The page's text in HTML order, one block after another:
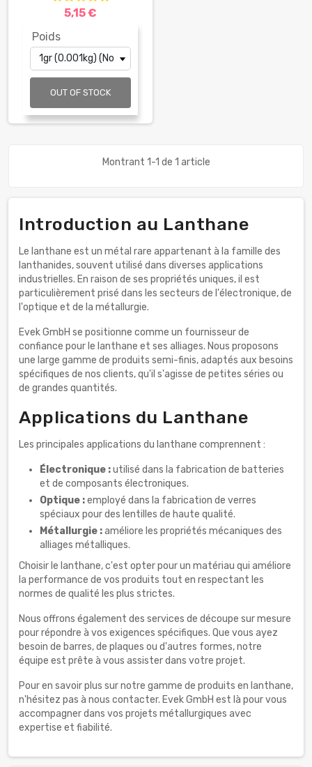
5,15 €
Poids
OUT OF STOCK
Montrant 1-1 de 1 article
Introduction au Lanthane
Le lanthane est un métal rare appartenant à la famille des
lanthanides, souvent utilisé dans diverses applications
industrielles. En raison de ses propriétés uniques, il est
particulièrement prisé dans les secteurs de l'électronique, de
l'optique et de la métallurgie.
Evek GmbH se positionne comme un fournisseur de
confiance pour le lanthane et ses alliages. Nous proposons
une large gamme de produits semi-finis, adaptés aux besoins
spécifiques de nos clients, qu'il s'agisse de petites séries ou
de grandes quantités.
Applications du Lanthane
Les principales applications du lanthane comprennent :
Électronique :utilisé dans la fabrication de batteries
et de composants électroniques.
Optique :employé dans la fabrication de verres
spéciaux pour des lentilles de haute qualité.
Métallurgie :améliore les propriétés mécaniques des
alliages métalliques.
Choisir le lanthane, c'est opter pour un matériau qui améliore
la performance de vos produits tout en respectant les
normes de qualité les plus strictes.
Nous offrons également des services de découpe sur mesure
pour répondre à vos exigences spécifiques. Que vous ayez
besoin de barres, de plaques ou d'autres formes, notre
équipe est prête à vous assister dans votre projet.
Pour en savoir plus sur notre gamme de produits en lanthane,
n'hésitez pas à nous contacter. Evek GmbH est là pour vous
accompagner dans vos projets métallurgiques avec
expertise et fiabilité.